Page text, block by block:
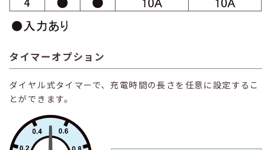
タイマーオプション
ダイヤル式タイマーで、充電時間の長さを任意に設定するこ
とができます。